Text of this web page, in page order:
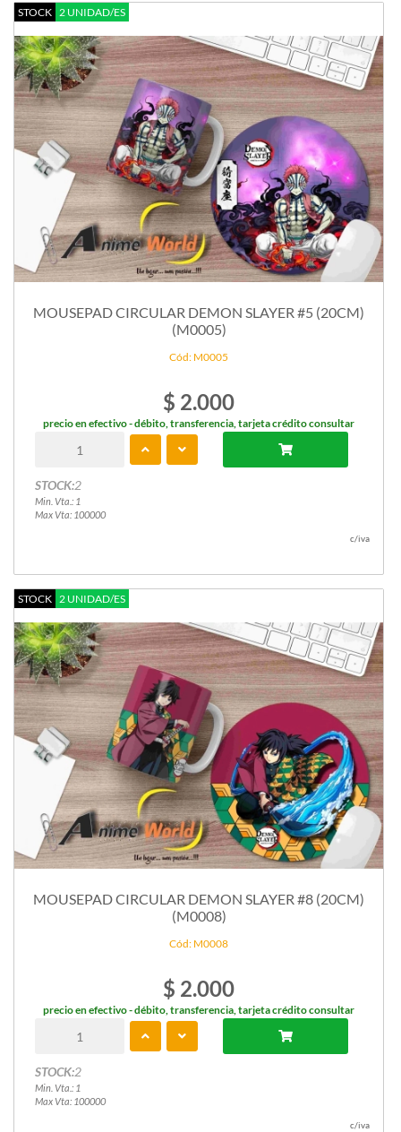
STOCK 2 UNIDAD/ES
MOUSEPAD CIRCULAR DEMON SLAYER #5 (20CM)
(M0005)
Cód: M0005
$ 2.000
precio en efectivo - débito, transferencia, tarjeta crédito consultar
STOCK:2
Min. Vta.: 1
Max Vta: 100000
c/iva
STOCK 2 UNIDAD/ES
MOUSEPAD CIRCULAR DEMON SLAYER #8 (20CM)
(M0008)
Cód: M0008
$ 2.000
precio en efectivo - débito, transferencia, tarjeta crédito consultar
STOCK:2
Min. Vta.: 1
Max Vta: 100000
c/iva